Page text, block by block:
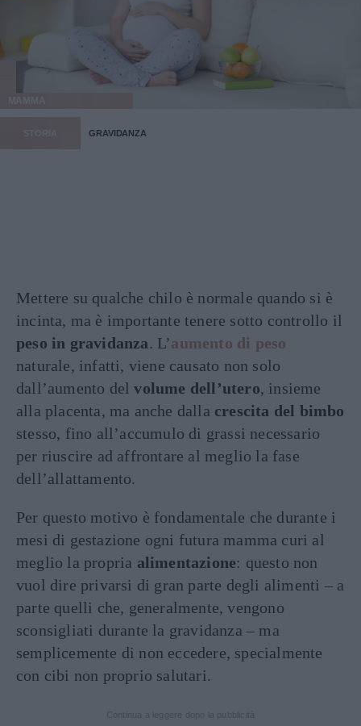
GRAVIDANZA
Mettere su qualche chilo è normale quando si è
incinta, ma è importante tenere sotto controllo il
peso in gravidanza. L’aumento di peso
naturale, infatti, viene causato non solo
dall’aumento delvolume dell’utero, insieme
alla placenta, ma anche dalla crescita del bimbo
stesso, fino all’accumulo di grassi necessario
per riuscire ad affrontare al meglio la fase
dell’allattamento.
Per questo motivo è fondamentale che durante i
mesi di gestazione ogni futura mamma curi al
meglio la propria alimentazione: questo non
vuol dire privarsi di gran parte degli alimenti – a
parte quelli che, generalmente, vengono
sconsigliati durante la gravidanza – ma
semplicemente di non eccedere, specialmente
con cibi non proprio salutari.